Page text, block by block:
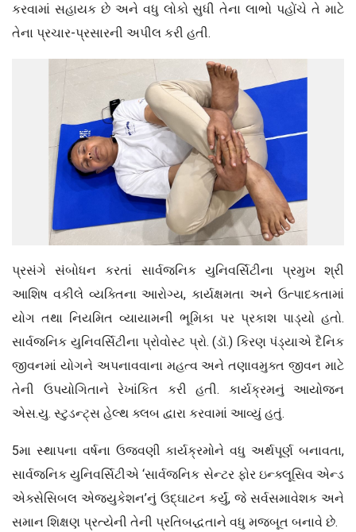
કરવામાં સહાયક છે અને વધુ લોકો સુધી તેના લાભો પહોંચે તે માટે
તેના પ્રચાર-પ્રસારની અપીલ કરી હતી.
પ્રસંગે સંબોધન કરતાં સાર્વજનિક યુનિવર્સિટીના પ્રમુખ શ્રી
આશિષ વકીલે વ્યક્તિના આરોગ્ય, કાર્યક્ષમતા અને ઉત્પાદકતામાં
યોગ તથા નિયમિત વ્યાયામની ભૂમિકા પર પ્રકાશ પાડ્યો હતો.
સાર્વજનિક યુનિવર્સિટીના પ્રોવોસ્ટ પ્રો. (ડૉ.) કિરણ પંડ્યાએ દૈનિક
જીવનમાં યોગને અપનાવવાના મહત્વ અને તણાવમુક્ત જીવન માટે
તેની ઉપયોગિતાને રેખાંકિત કરી હતી. કાર્યક્રમનું આયોજન
એસ.યુ. સ્ટુડન્ટ્સ હેલ્થ ક્લબ દ્વારા કરવામાં આવ્યું હતું.
5મા સ્થાપના વર્ષના ઉજવણી કાર્યક્રમોને વધુ અર્થપૂર્ણ બનાવતા,
સાર્વજનિક યુનિવર્સિટીએ ‘સાર્વજનિક સેન્ટર ફોર ઇન્ક્લૂસિવ એન્ડ
એક્સેસિબલ એજ્યુકેશન’નું ઉદ્ઘાટન કર્યું, જે સર્વસમાવેશક અને
સમાન શિક્ષણ પ્રત્યેની તેની પ્રતિબદ્ધતાને વધુ મજબૂત બનાવે છે.